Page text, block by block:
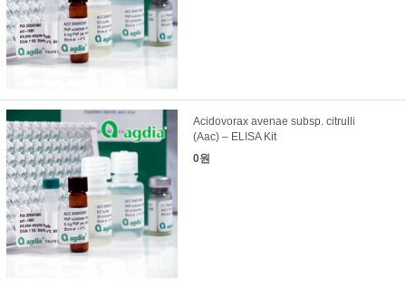
Acidovorax avenae subsp. citrulli
(Aac) – ELISA Kit
0원